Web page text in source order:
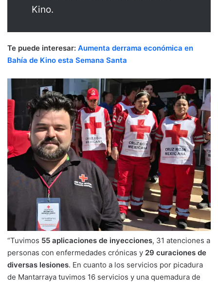
Kino.
Te puede interesar: Aumenta derrama económica en
Bahía de Kino esta Semana Santa
“Tuvimos 55 aplicaciones de inyecciones, 31 atenciones a
personas con enfermedades crónicas y 29 curaciones de
diversas lesiones. En cuanto a los servicios por picadura
de Mantarraya tuvimos 16 servicios y una quemadura de